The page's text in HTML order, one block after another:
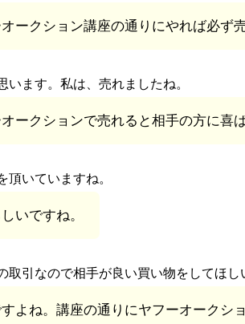
ークション講座の通りにやれば必ず
います。私は、売れましたね。
ークションで売れると相手の方に喜
いていますね。
いですね。
取引なので相手が良い買い物をしてほし
よね。講座の通りにヤフーオークシ